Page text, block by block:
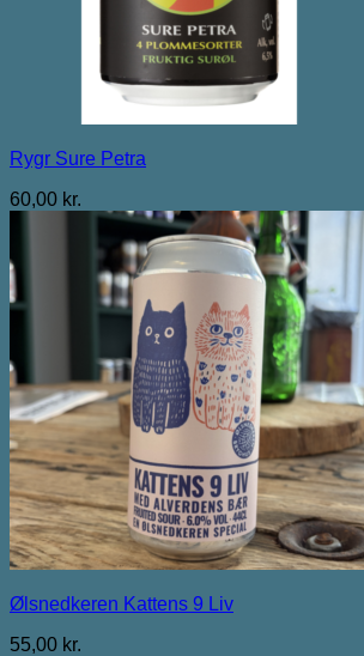
Rygr Sure Petra
60,00 kr.
Ølsnedkeren Kattens 9 Liv
55,00 kr.